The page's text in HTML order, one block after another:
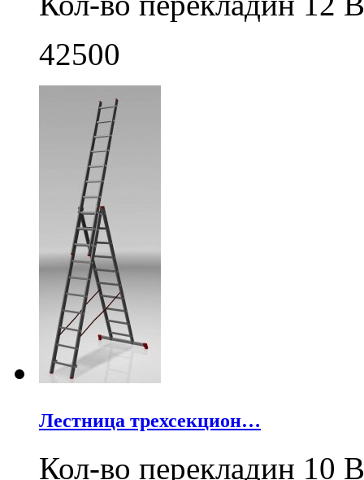
42500
Лестница трехсекцион…
Кол-во перекладин 10